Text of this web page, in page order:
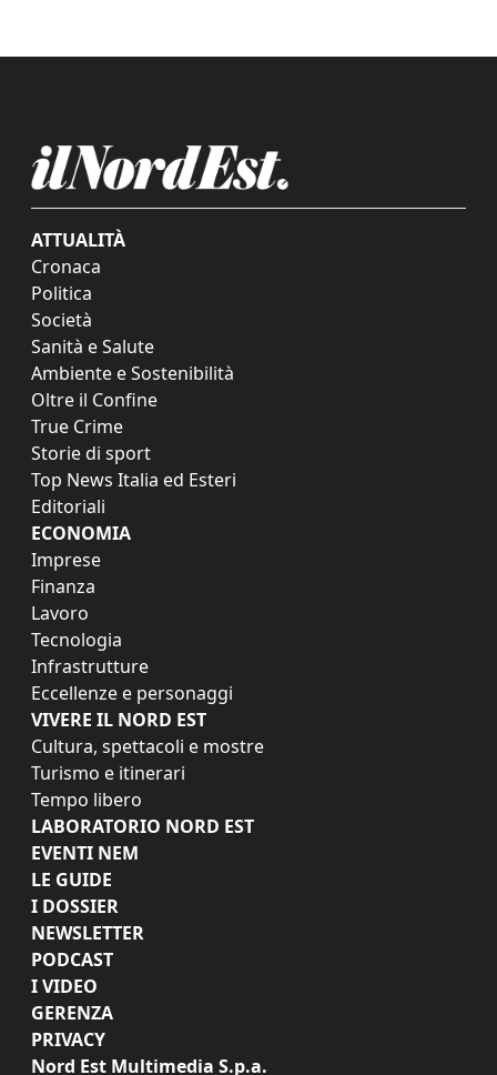
ATTUALITÀ
Cronaca
Politica
Società
Sanità e Salute
Ambiente e Sostenibilità
Oltre il Confine
True Crime
Storie di sport
Top News Italia ed Esteri
Editoriali
ECONOMIA
Imprese
Finanza
Lavoro
Tecnologia
Infrastrutture
Eccellenze e personaggi
VIVERE IL NORD EST
Cultura, spettacoli e mostre
Turismo e itinerari
Tempo libero
LABORATORIO NORD EST
EVENTI NEM
LE GUIDE
I DOSSIER
NEWSLETTER
PODCAST
I VIDEO
GERENZA
PRIVACY
Nord Est Multimedia S.p.a.